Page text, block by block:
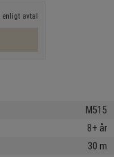
enligt avtal
M515
8+ år
30 m